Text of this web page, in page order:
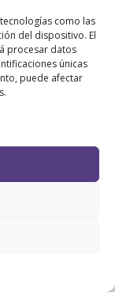
como las
del dispositivo. El
procesar datos
únicas
puede afectar
una
comparto
IT a
y